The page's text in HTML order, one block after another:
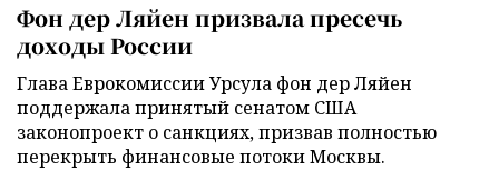
Фон дер Ляйен призвала пресечь
доходы России
Глава Еврокомиссии Урсула фон дер Ляйен
поддержала принятый сенатом США
законопроект о санкциях, призвав полностью
перекрыть финансовые потоки Москвы.